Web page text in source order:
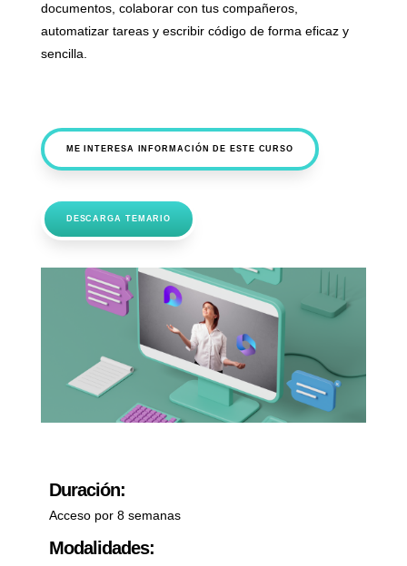
documentos, colaborar con tus compañeros,
automatizar tareas y escribir código de forma eficaz y
sencilla.
ME INTERESA INFORMACIÓN DE ESTE CURSO
DESCARGA TEMARIO
Duración:
Acceso por 8 semanas
Modalidades: